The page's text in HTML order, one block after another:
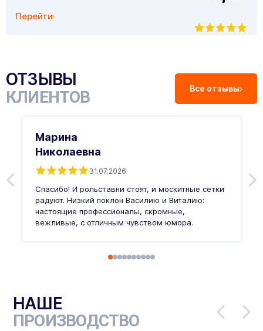
Перейти
ОТЗЫВЫ
КЛИЕНТОВ Все отзывы
Марина
Николаевна
31.07.2026
Спасибо! И рольставни стоят, и москитные сетки
радуют. Низкий поклон Василию и Виталию:
настоящие профессионалы, скромные,
вежливые, с отличным чувством юмора.
НАШЕ
ПРОИЗВОДСТВО